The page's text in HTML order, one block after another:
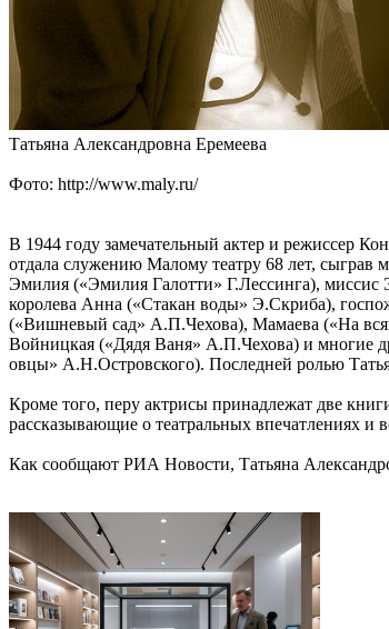
Татьяна Александровна Еремеева
Фото: http://www.maly.ru/
В 1944 году замечательный актер и режиссер
отдала служению Малому театру 68 лет,
Эмилия («Эмилия Галотти» Г.Лессинга),
королева Анна («Стакан воды» Э.Скриба),
(«Вишневый сад» А.П.Чехова), Мамаева («На
Войницкая («Дядя Ваня» А.П.Чехова) и многие
овцы» А.Н.Островского). Последней ролью
Кроме того, перу актрисы принадлежат две
рассказывающие о театральных впечатлениях и
Как сообщают РИА Новости, Татьяна